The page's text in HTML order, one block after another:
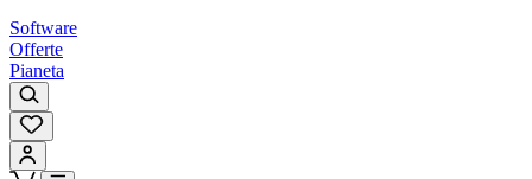
Software
Offerte
Pianeta